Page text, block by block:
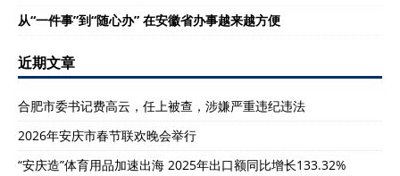
从“一件事”到“随心办” 在安徽省办事越来越方便
近期文章
合肥市委书记费高云，任上被查，涉嫌严重违纪违法
2026年安庆市春节联欢晚会举行
“安庆造”体育用品加速出海 2025年出口额同比增长133.32%